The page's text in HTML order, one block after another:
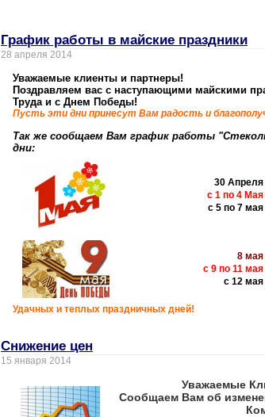
График работы в майские праздники
28 апреля 2014
Уважаемые клиенты и партнеры!
Поздравляем вас с наступающими майскими
Труда и с Днем Победы!
Пусть эти дни принесут Вам радость и
Так же сообщаем Вам график работы
дни:
30 Апреля
с 1 по 4 Мая
с 5 по 7 мая
8 мая
с 9 по 11 мая
с 12 мая
Удачных и теплых праздничных дней!
Снижение цен
15 января 2014
Уважаемые
Сообщаем Вам об